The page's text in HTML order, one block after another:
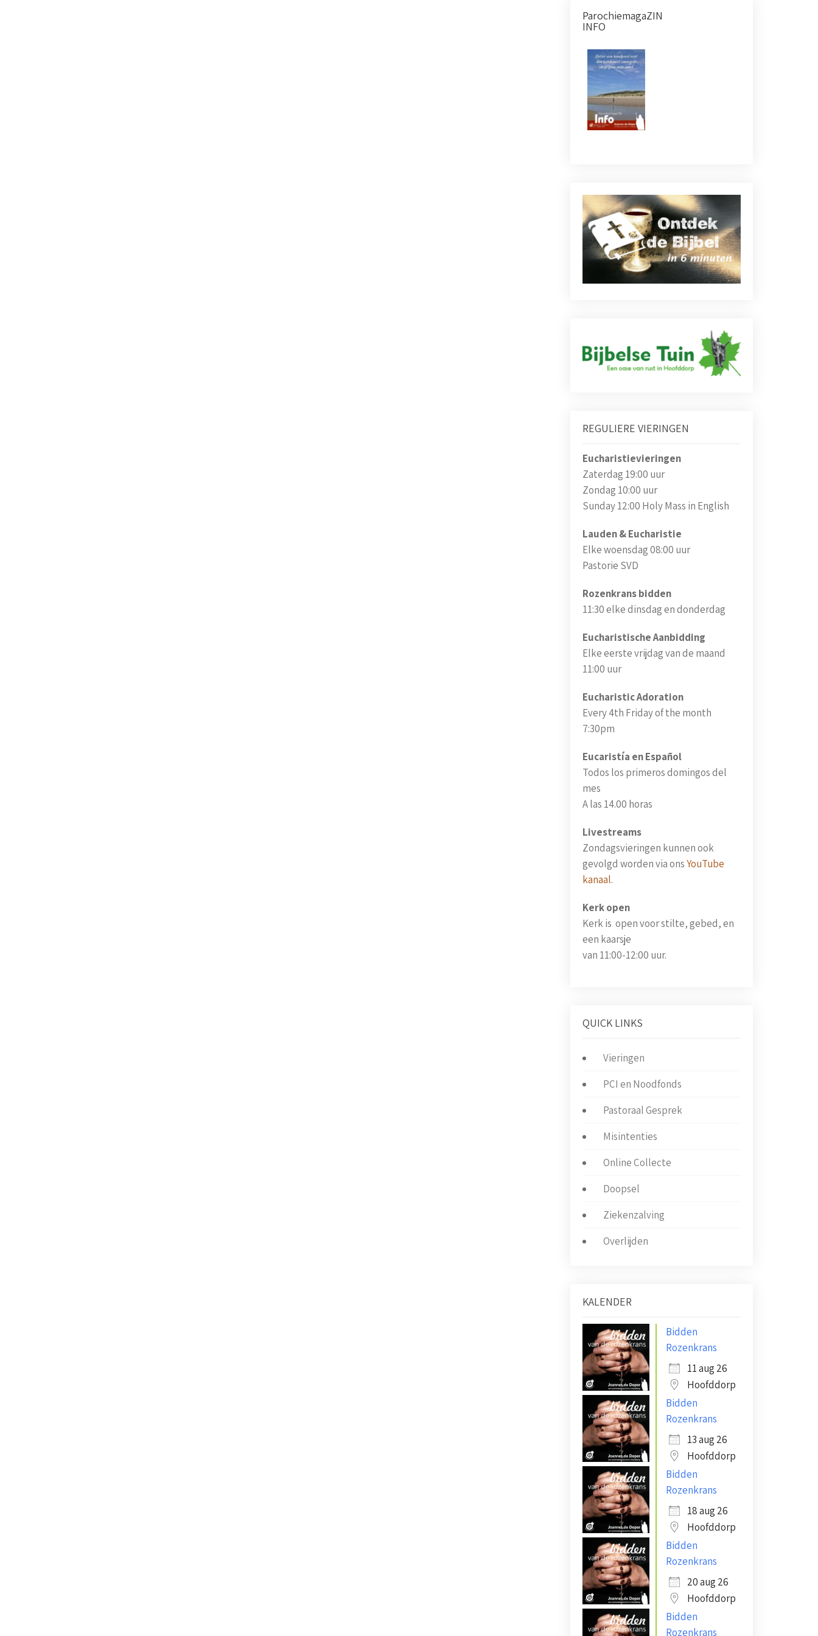
ParochiemagaZIN
INFO
REGULIERE VIERINGEN
Eucharistievieringen
Zaterdag 19:00 uur
Zondag 10:00 uur
Sunday 12:00 Holy Mass in English
Lauden & Eucharistie
Elke woensdag 08:00 uur
Pastorie SVD
Rozenkrans bidden
11:30 elke dinsdag en donderdag
Eucharistische Aanbidding
Elke eerste vrijdag van de maand
11:00 uur
Eucharistic Adoration
Every 4th Friday of the month
7:30pm
Eucaristía en Español
Todos los primeros domingos del
mes
A las 14.00 horas
Livestreams
Zondagsvieringen kunnen ook
gevolgd worden via onsYouTube
kanaal.
Kerk open
Kerk is open voor stilte, gebed, en
een kaarsje
van 11:00-12:00 uur.
QUICK LINKS
Vieringen
PCI en Noodfonds
Pastoraal Gesprek
Misintenties
Online Collecte
Doopsel
Ziekenzalving
Overlijden
KALENDER
Bidden
Rozenkrans
11 aug 26
Hoofddorp
Bidden
Rozenkrans
13 aug 26
Hoofddorp
Bidden
Rozenkrans
18 aug 26
Hoofddorp
Bidden
Rozenkrans
20 aug 26
Hoofddorp
Bidden
Rozenkrans